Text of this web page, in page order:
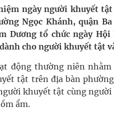
Đông Tây Barbershop dành
được thu thêm tiền của người
hiểm vì tiến triển quá âm
động lớn được diễn ra tại Lễ
ngày người khuyết
Ngọc Khánh, quận
Dương tổ chức ngày
cho người khuyết tật
động thường niên
tật trên địa bàn
khuyết tật cùng
ẩm.